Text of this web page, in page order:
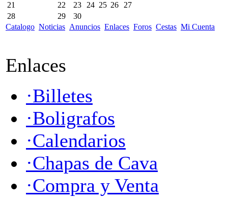
21
22 23 24 25 26
27
28
29
30
Catalogo Noticias Anuncios Enlaces Foros Cestas Mi Cuenta
Enlaces
·Billetes
·Boligrafos
·Calendarios
·Chapas de Cava
·Compra y Venta